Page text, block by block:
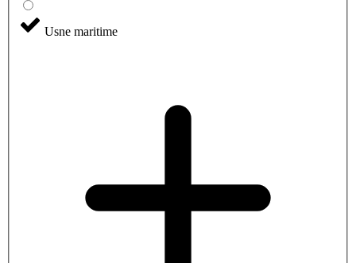
Usne maritime